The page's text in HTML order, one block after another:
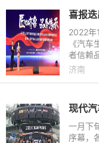
2022年
《汽
者信赖
卓越的
济南
一月下
序幕，